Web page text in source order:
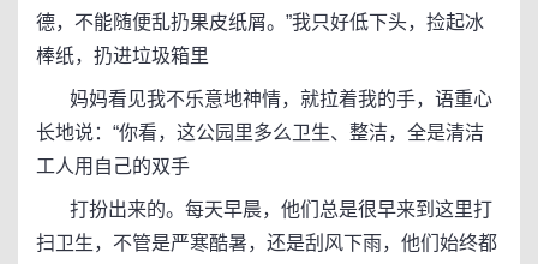
德，不能随便乱扔果皮纸屑。”我只好低下头，捡起冰
棒纸，扔进垃圾箱里
妈妈看见我不乐意地神情，就拉着我的手，语重心
长地说：“你看，这公园里多么卫生、整洁，全是清洁
工人用自己的双手
打扮出来的。每天早晨，他们总是很早来到这里打
扫卫生，不管是严寒酷暑，还是刮风下雨，他们始终都